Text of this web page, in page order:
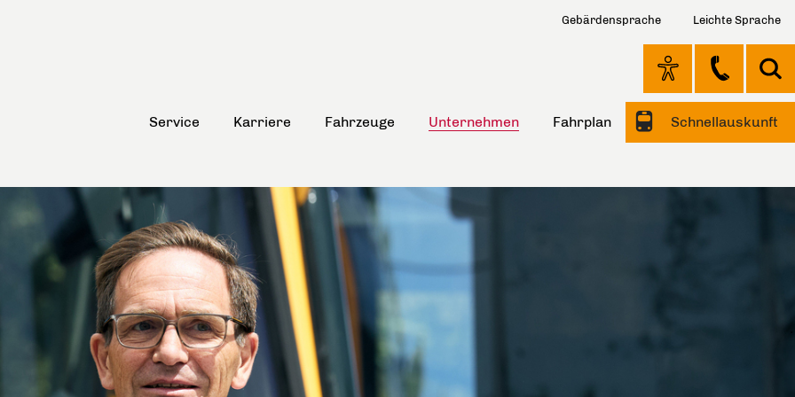
Gebärdensprache Leichte Sprache
Service Karriere Fahrzeuge Unternehmen Fahrplan Schnellauskunft